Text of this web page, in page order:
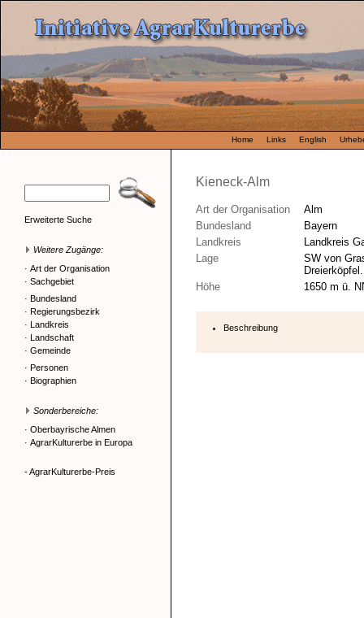
Home Links English
Erweiterte Suche
Weitere Zugänge:
· Art der Organisation
· Sachgebiet
· Bundesland
· Regierungsbezirk
· Landkreis
· Landschaft
· Gemeinde
· Personen
· Biographien
Sonderbereiche:
· Oberbayrische Almen
· AgrarKulturerbe in Europa
- AgrarKulturerbe-Preis
Kieneck-Alm
Art der Organisation
Alm
Bundesland
Bayern
Landkreis
Landkreis
Lage
SW von
Dreierköpfel.
Höhe
1650 m ü.
Beschreibung